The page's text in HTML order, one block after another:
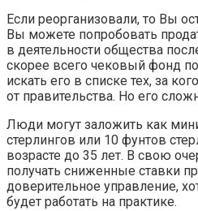
Если реорганизовали, то Вы
Вы можете попробовать
в деятельности общества
скорее всего чековый фонд
искать его в списке тех, за
от правительства. Но его
Люди могут заложить как
стерлингов или 10 фунтов
возрасте до 35 лет. В свою
получать сниженные ставки
доверительное управление,
будет работать на практике.